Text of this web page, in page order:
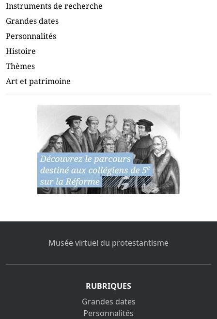
Instruments de recherche
Grandes dates
Personnalités
Histoire
Thèmes
Art et patrimoine
Musée virtuel du protestantisme
RUBRIQUES
Grandes dates
Personnalités